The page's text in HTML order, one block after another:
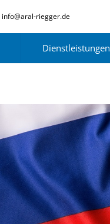
info@aral-riegger.de
Dienstleistungen